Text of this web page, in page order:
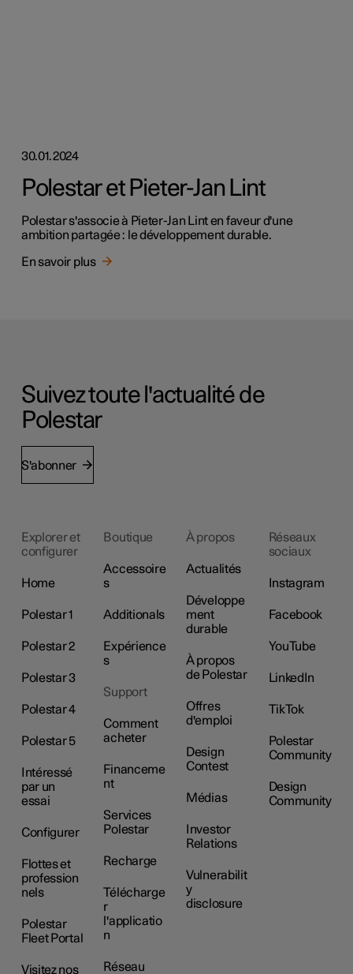
30.01.2024
Polestar et Pieter-Jan Lint
Polestar s'associe à Pieter-Jan Lint en faveur d'une
ambition partagée : le développement durable.
En savoir plus
Suivez toute l'actualité de
Polestar
S'abonner
Explorer et
configurer
Home
Polestar 1
Polestar 2
Polestar 3
Polestar 4
Polestar 5
Intéressé
par un
essai
Configurer
Flottes et
profession
nels
Polestar
Fleet Portal
Visitez nos
Boutique
Accessoire
s
Additionals
Expérience
s
Support
Comment
acheter
Financeme
nt
Services
Polestar
Recharge
Télécharge
r
l'applicatio
n
Réseau
À propos
Actualités
Développe
ment
durable
À propos
de Polestar
Offres
d'emploi
Design
Contest
Médias
Investor
Relations
Vulnerabilit
y
disclosure
Réseaux
sociaux
Instagram
Facebook
YouTube
LinkedIn
TikTok
Polestar
Community
Design
Community